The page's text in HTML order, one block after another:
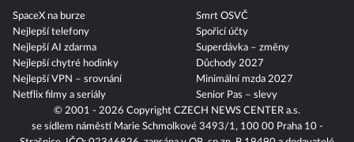
SpaceX na burze
Nejlepší telefony
Nejlepší AI zdarma
Nejlepší chytré hodinky
Nejlepší VPN – srovnání
Netflix filmy a seriály
Smrt OSVČ
Spořicí účty
Superdávka – změny
Důchody 2027
Minimální mzda 2027
Senior Pas – slevy
© 2001 - 2026 Copyright CZECH NEWS CENTER a.s.
se sídlem náměstí Marie Schmolkové 3493/1, 100 00 Praha 10 -